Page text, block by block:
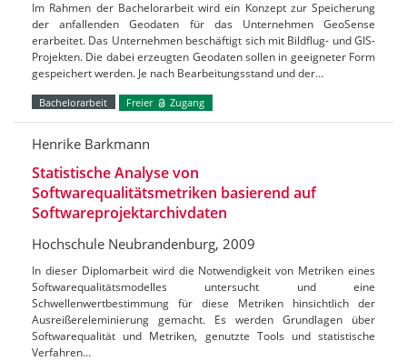
Im Rahmen der Bachelorarbeit wird ein Konzept zur Speicherung
der anfallenden Geodaten für das Unternehmen GeoSense
erarbeitet. Das Unternehmen beschäftigt sich mit Bildflug- und GIS-
Projekten. Die dabei erzeugten Geodaten sollen in geeigneter Form
gespeichert werden. Je nach Bearbeitungsstand und der…
Bachelorarbeit Freier Zugang
Henrike Barkmann
Statistische Analyse von
Softwarequalitätsmetriken basierend auf
Softwareprojektarchivdaten
Hochschule Neubrandenburg, 2009
In dieser Diplomarbeit wird die Notwendigkeit von Metriken eines
Softwarequalitätsmodelles untersucht und eine
Schwellenwertbestimmung für diese Metriken hinsichtlich der
Ausreißereleminierung gemacht. Es werden Grundlagen über
Softwarequalität und Metriken, genutzte Tools und statistische
Verfahren…